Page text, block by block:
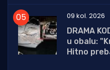
09 kol. 2026
DRAMA
u obalu:
Hitno